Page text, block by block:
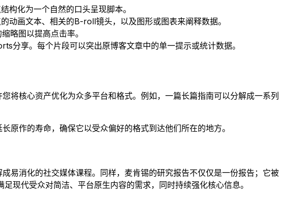
构化为一个自然的口头呈现脚本。
动画文本、相关的B-roll镜头，以及图形或图表来阐释数据。
略图以提高点击率。
分享。每个片段可以突出原博客文章中的单一提示或统计数据。
将核心资产优化为众多平台和格式。例如，一篇长篇指南可以分解成一系列
原作的寿命，确保它以受众偏好的格式到达他们所在的地方。
易消化的社交媒体课程。同样，麦肯锡的研究报告不仅仅是一份报告；它被
现代受众对简洁、平台原生内容的需求，同时持续强化核心信息。